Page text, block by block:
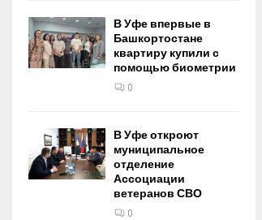
В Уфе впервые в
Башкортостане
квартиру купили с
помощью биометрии
0
В Уфе откроют
муниципальное
отделение
Ассоциации
ветеранов СВО
0